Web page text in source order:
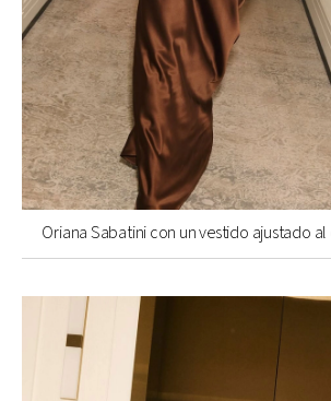
Oriana Sabatini con un vestido ajustado